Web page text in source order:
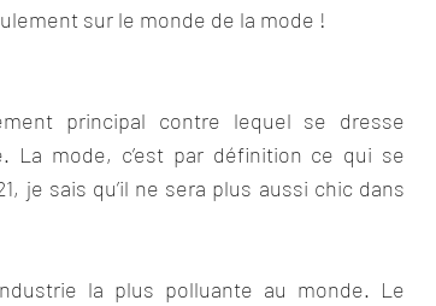
sur le monde de la mode !
principal contre lequel se dresse
La mode, c’est par définition ce qui se
je sais qu’il ne sera plus aussi chic dans
la plus polluante au monde. Le